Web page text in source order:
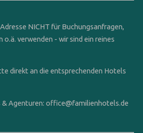
NICHT für Buchungsanfragen,
verwenden - wir sind ein reines
direkt an die entsprechenden Hotels
& Agenturen:office@familienhotels.de